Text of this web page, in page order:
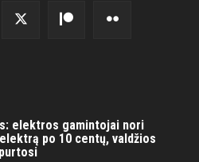
elektros gamintojai nori
po 10 centų, valdžios